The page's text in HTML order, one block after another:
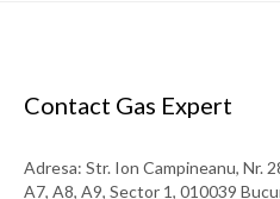
Contact Gas Expert
Adresa: Str. Ion Campineanu, Nr.
A7, A8, A9, Sector 1, 010039